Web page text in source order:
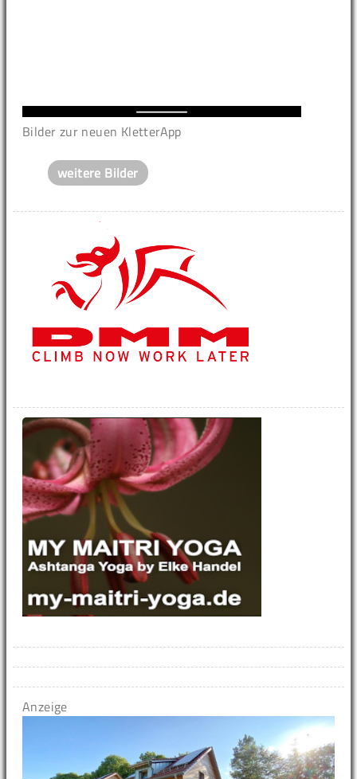
Bilder zur neuen KletterApp
weitere Bilder
Anzeige